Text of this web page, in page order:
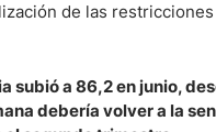
de las
subió a 86,2 en junio,
debería volver a la